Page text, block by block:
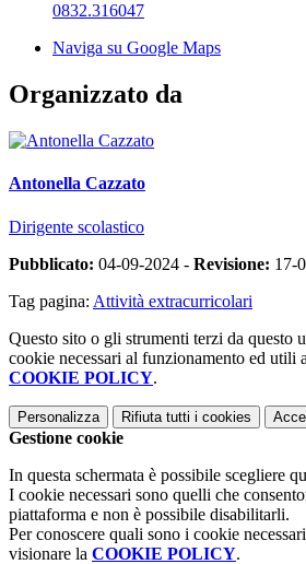
0832.316047
Naviga su Google Maps
Organizzato da
Antonella Cazzato
Dirigente scolastico
Pubblicato: 04-09-2024 - Revisione: 17-
Tag pagina: Attività extracurricolari
Questo sito o gli strumenti terzi da questo
cookie necessari al funzionamento ed utili
COOKIE POLICY.
Personalizza Rifiuta tutti i cookies
Gestione cookie
In questa schermata è possibile scegliere
I cookie necessari sono quelli che
piattaforma e non è possibile disabilitarli.
Per conoscere quali sono i cookie
visionare la COOKIE POLICY.